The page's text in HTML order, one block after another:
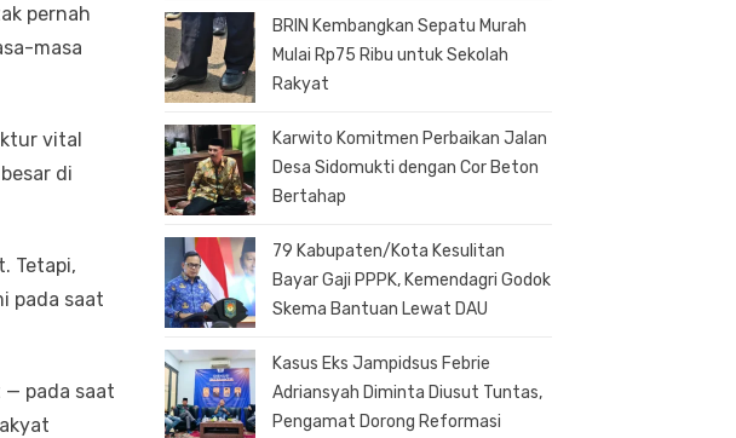
pernah
masa
vital
di
Tetapi,
pada saat
— pada saat
BRIN Kembangkan Sepatu Murah
Mulai Rp75 Ribu untuk Sekolah
Rakyat
Karwito Komitmen Perbaikan Jalan
Desa Sidomukti dengan Cor Beton
Bertahap
79 Kabupaten/Kota Kesulitan
Bayar Gaji PPPK, Kemendagri Godok
Skema Bantuan Lewat DAU
Kasus Eks Jampidsus Febrie
Adriansyah Diminta Diusut Tuntas,
Pengamat Dorong Reformasi